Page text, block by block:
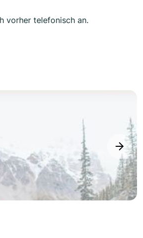
vorher telefonisch an.
next